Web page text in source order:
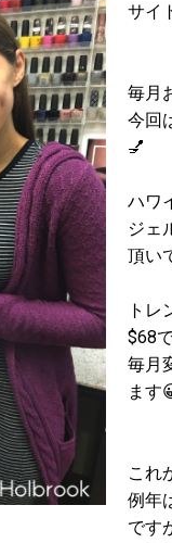
サイ
毎月
今回
💅
ハワ
ジェ
頂い
トレ
$68
毎月
ます
これ
例年
です